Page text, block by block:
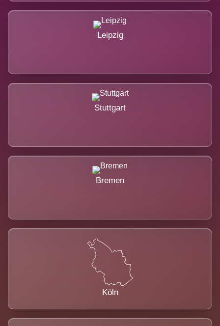
Leipzig
Stuttgart
Bremen
Köln